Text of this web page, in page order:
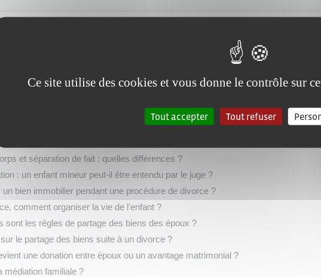
formulaires
!
pour divorcer ?
l'abandon du domicile conjugal par un époux ?
de type de divorce pendant le déroulement de la procédure ?
de corps : quelles différences ?
et séparation de fait : quelles différences ?
: un enfant mineur peut-il être entendu par le juge ?
un bien immobilier pendant une procédure de divorce ?
comment organiser la vie de l'enfant ?
sont les règles de partage des biens des époux ?
le partage des biens suite à un divorce ?
une donation entre époux ou un avantage matrimonial ?
médiation familiale ?
Ce site utilise des cookies et vous donne le contrôle sur
Tout accepter Tout refuser